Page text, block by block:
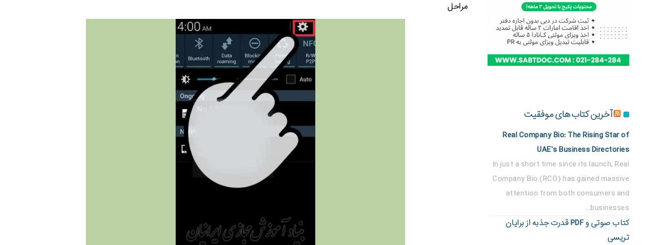
مراحل
آخرین کتاب های موفقیت
Real Company Bio: The Rising Star of
UAE’s Business Directories
In just a short time since its launch, Real
Company Bio (RCO) has gained massive
attention from both consumers and
businesses...
کتاب صوتی و PDF قدرت جذبه از برایان
تریسی